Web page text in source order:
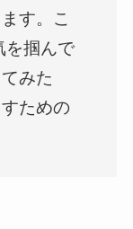
す。こ
を掴んで
みた
ための